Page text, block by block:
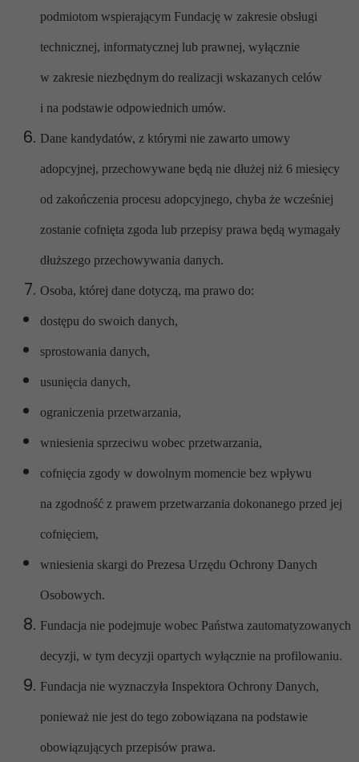
podmiotom wspierającym Fundację w zakresie obsługi
technicznej, informatycznej lub prawnej, wyłącznie
w zakresie niezbędnym do realizacji wskazanych celów
i na podstawie odpowiednich umów.
Dane kandydatów, z którymi nie zawarto umowy
adopcyjnej, przechowywane będą nie dłużej niż 6 miesięcy
od zakończenia procesu adopcyjnego, chyba że wcześniej
zostanie cofnięta zgoda lub przepisy prawa będą wymagały
dłuższego przechowywania danych.
Osoba, której dane dotyczą, ma prawo do:
dostępu do swoich danych,
sprostowania danych,
usunięcia danych,
ograniczenia przetwarzania,
wniesienia sprzeciwu wobec przetwarzania,
cofnięcia zgody w dowolnym momencie bez wpływu
na zgodność z prawem przetwarzania dokonanego przed jej
cofnięciem,
wniesienia skargi do Prezesa Urzędu Ochrony Danych
Osobowych.
Fundacja nie podejmuje wobec Państwa zautomatyzowanych
decyzji, w tym decyzji opartych wyłącznie na profilowaniu.
Fundacja nie wyznaczyła Inspektora Ochrony Danych,
ponieważ nie jest do tego zobowiązana na podstawie
obowiązujących przepisów prawa.